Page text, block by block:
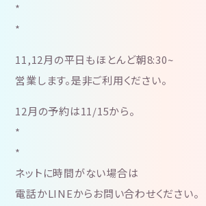
*
*
11,12月の平日もほとんど朝8:30~
営業します。是非ご利用ください。
12月の予約は11/15から。
*
*
ネットに時間がない場合は
電話かLINEからお問い合わせください。